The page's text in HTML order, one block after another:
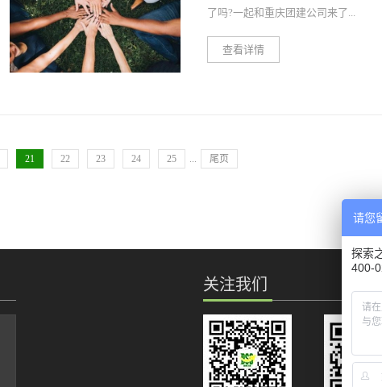
查，这将存在一些隐患。 我们要知
织培训的各位老师，在培训前对设备
解，即使使使用不当，不对，你也不
了吗?一起和重庆团建公司来了...
训人员成功完结拓展训练科目时，一
与团队共同努力成功的成就感情不自
士气与战斗力是在办公室里历来不
职工的流动率和流失率'爱与归属'是马
层次。在进行户外拓展训练的进程中
时体会到了成功，这种成功来源于伙
职工在团体中体会到一种归属感，会
为自己地点这个团体而骄傲。经过这
强职工的凝聚力而使其流动率和流
拓展训练进行更调和的交流拓展训练
心灵上的触摸使他们之间间隔靠近，
方的共鸣，达成默契。就像男女两边
查看详情
21 22 23 24 25 ... 尾页
关注我们
请您
探索
400-